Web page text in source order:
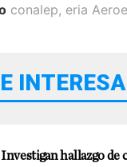
conalep, eria
Investigan hallazgo de